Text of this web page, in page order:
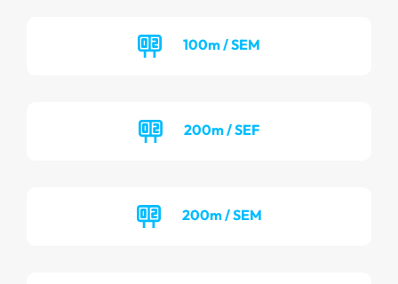
100m / SEM
200m / SEF
200m / SEM